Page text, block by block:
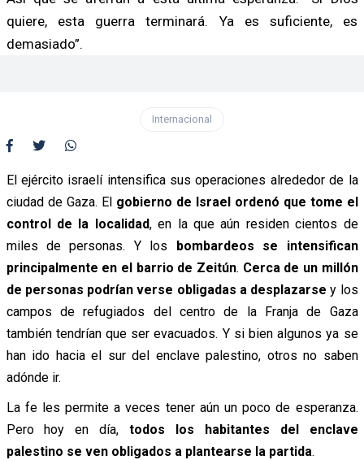
quiere, esta guerra terminará. Ya es suficiente, es
demasiado”.
Internacional
El ejército israelí intensifica sus operaciones alrededor de la
ciudad de Gaza. El gobierno de Israel ordenó que tome el
control de la localidad, en la que aún residen cientos de
miles de personas. Y los bombardeos se intensifican
principalmente en el barrio de Zeitún. Cerca de un millón
de personas podrían verse obligadas a desplazarse y los
campos de refugiados del centro de la Franja de Gaza
también tendrían que ser evacuados. Y si bien algunos ya se
han ido hacia el sur del enclave palestino, otros no saben
adónde ir.
La fe les permite a veces tener aún un poco de esperanza.
Pero hoy en día, todos los habitantes del enclave
palestino se ven obligados a plantearse la partida.